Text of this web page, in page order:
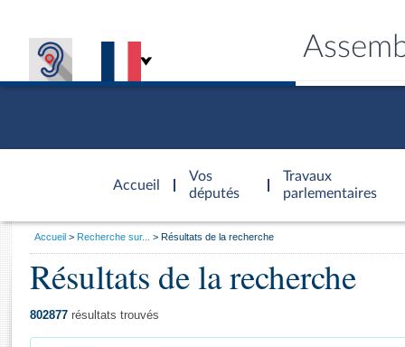
Accueil
d'accueil
Vos
députés
Travaux
parlementaires
Général
Vous
Accueil Recherche sur... Résultats de la recherche
Résultats de la recherche
802877 résultats trouvés